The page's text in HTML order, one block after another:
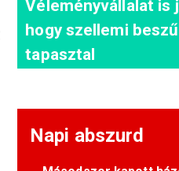
Véleményvállalat is
hogy szellemi
tapasztal
Napi abszurd